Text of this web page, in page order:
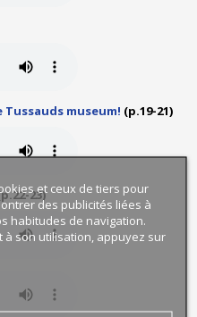
Tussauds museum! (p.19-21)
23)et ceux de tiers pour
des publicités liées à
habitudes de navigation.
son utilisation, appuyez sur